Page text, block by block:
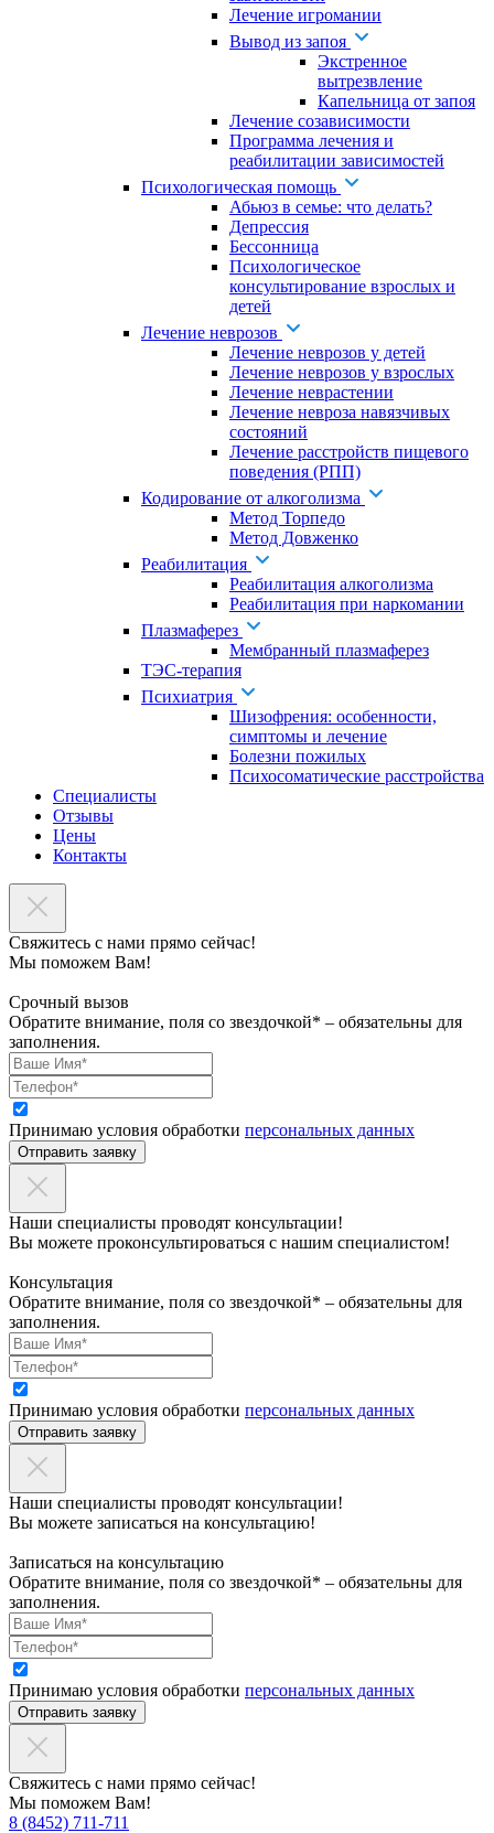
Лечение игромании
Вывод из запоя
Экстренное
вытрезвление
Капельница от запоя
Лечение созависимости
Программа лечения и
реабилитации зависимостей
Психологическая помощь
Абьюз в семье: что делать?
Депрессия
Бессонница
Психологическое
консультирование взрослых и
детей
Лечение неврозов
Лечение неврозов у детей
Лечение неврозов у взрослых
Лечение неврастении
Лечение невроза навязчивых
состояний
Лечение расстройств пищевого
поведения (РПП)
Кодирование от алкоголизма
Метод Торпедо
Метод Довженко
Реабилитация
Реабилитация алкоголизма
Реабилитация при наркомании
Плазмаферез
Мембранный плазмаферез
ТЭС-терапия
Психиатрия
Шизофрения: особенности,
симптомы и лечение
Болезни пожилых
Психосоматические расстройства
Специалисты
Отзывы
Цены
Контакты
Свяжитесь с нами прямо сейчас!
Мы поможем Вам!
Срочный вызов
Обратите внимание, поля со звездочкой* – обязательны для
заполнения.
Принимаю условия обработки персональных данных
Отправить заявку
Наши специалисты проводят консультации!
Вы можете проконсультироваться с нашим специалистом!
Консультация
Обратите внимание, поля со звездочкой* – обязательны для
заполнения.
Принимаю условия обработки персональных данных
Отправить заявку
Наши специалисты проводят консультации!
Вы можете записаться на консультацию!
Записаться на консультацию
Обратите внимание, поля со звездочкой* – обязательны для
заполнения.
Принимаю условия обработки персональных данных
Отправить заявку
Свяжитесь с нами прямо сейчас!
Мы поможем Вам!
8 (8452) 711-711